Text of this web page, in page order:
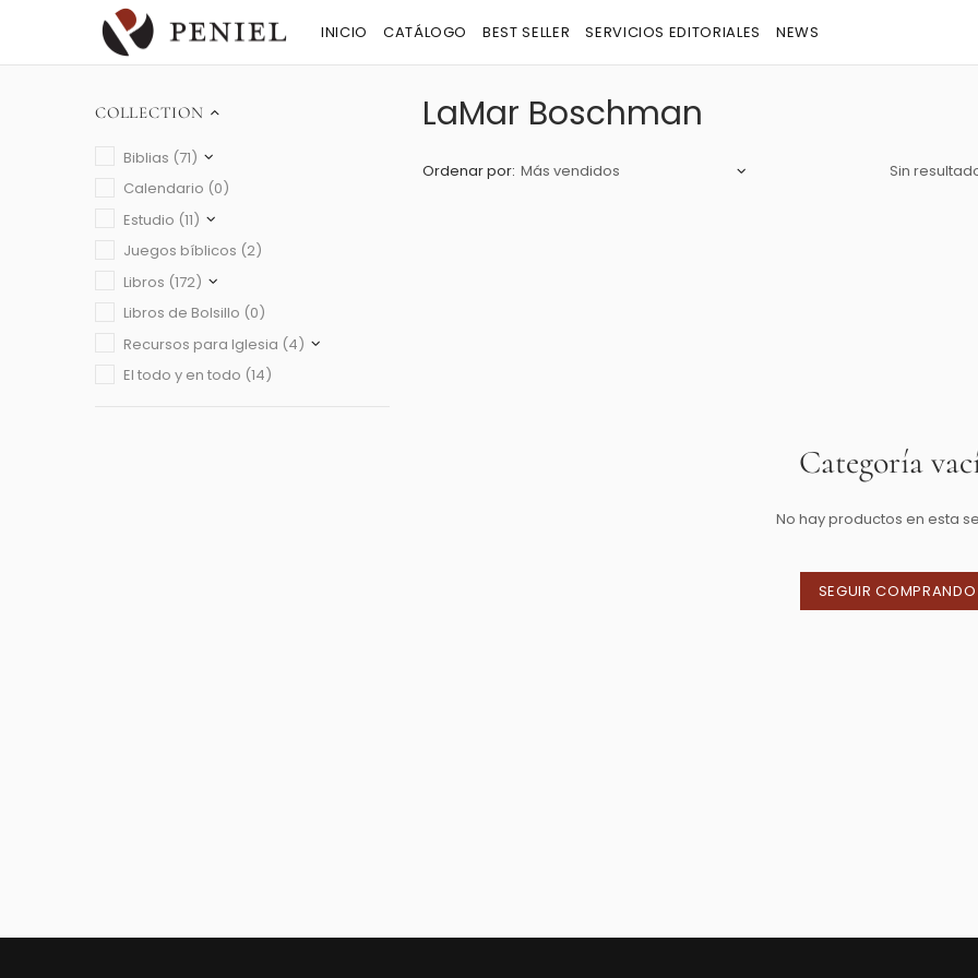
INICIO CATÁLOGO BEST SELLER SERVICIOS EDITORIALES NEWS
COLLECTION
Biblias (71)
Calendario (0)
Estudio (11)
Juegos bíblicos (2)
Libros (172)
Libros de Bolsillo (0)
Recursos para Iglesia (4)
El todo y en todo (14)
LaMar Boschman
Ordenar por: Sin
Categoría
No hay productos en esta
SEGUIR COMPRANDO